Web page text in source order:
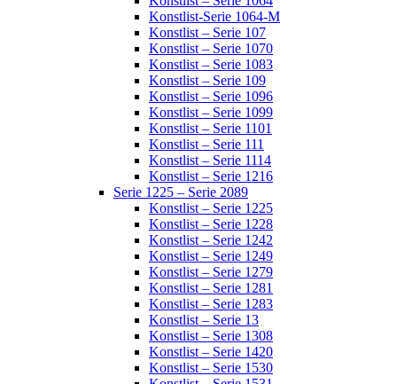
Konstlist-Serie 1064-M
Konstlist – Serie 107
Konstlist – Serie 1070
Konstlist – Serie 1083
Konstlist – Serie 109
Konstlist – Serie 1096
Konstlist – Serie 1099
Konstlist – Serie 1101
Konstlist – Serie 111
Konstlist – Serie 1114
Konstlist – Serie 1216
Serie 1225 – Serie 2089
Konstlist – Serie 1225
Konstlist – Serie 1228
Konstlist – Serie 1242
Konstlist – Serie 1249
Konstlist – Serie 1279
Konstlist – Serie 1281
Konstlist – Serie 1283
Konstlist – Serie 13
Konstlist – Serie 1308
Konstlist – Serie 1420
Konstlist – Serie 1530